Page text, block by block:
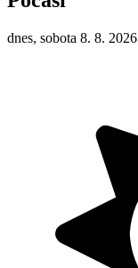
dnes, sobota 8. 8. 2026